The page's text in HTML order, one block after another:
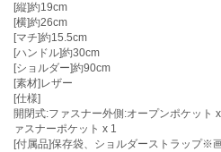
[縦]約19cm
[横]約26cm
[マチ]約15.5cm
[ハンドル]約30cm
[ショルダー]約90cm
[素材]レザー
[仕様]
開閉式:ファスナー外側:オープンポケット
ァスナーポケット x 1
[付属品]保存袋、ショルダーストラップ※